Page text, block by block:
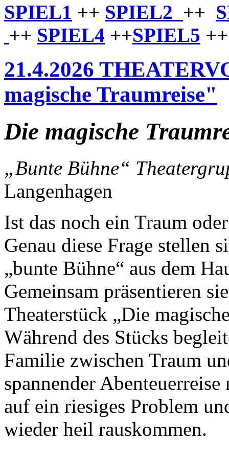
SPIEL1 ++ SPIEL2 ++
++ SPIEL4 ++SPIEL5
21.4.2026
magische Traumreise"
Die magische
„Bunte Bühne“
Langenhagen
Ist das noch ein Traum
Genau diese Frage stellen
„bunte Bühne“ aus dem
Gemeinsam präsentieren
Theaterstück „Die
Während des Stücks
Familie zwischen Traum
spannender
auf ein riesiges Problem
wieder heil rauskommen.